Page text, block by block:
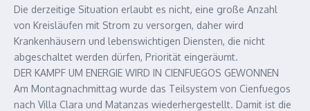
Die derzeitige Situation erlaubt es nicht, eine große Anzahl
von Kreisläufen mit Strom zu versorgen, daher wird
Krankenhäusern und lebenswichtigen Diensten, die nicht
abgeschaltet werden dürfen, Priorität eingeräumt.
DER KAMPF UM ENERGIE WIRD IN CIENFUEGOS GEWONNEN
Am Montagnachmittag wurde das Teilsystem von Cienfuegos
nach Villa Clara und Matanzas wiederhergestellt. Damit ist die